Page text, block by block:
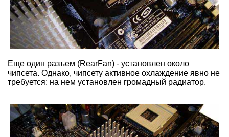
Еще один разъем (RearFan) - установлен около
чипсета. Однако, чипсету активное охлаждение явно не
требуется: на нем установлен громадный радиатор.